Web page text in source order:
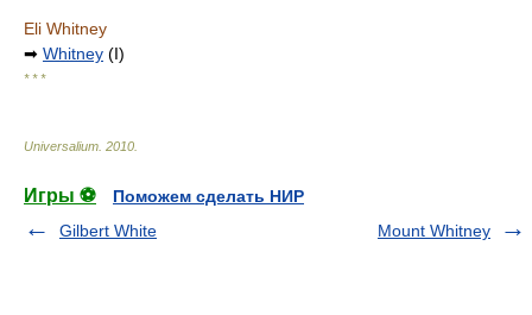
Eli Whitney
➡ Whitney (I)
* * *
Universalium 2010
Игры ⚽
Поможем сделать НИР
Gilbert White
Mount Whitney